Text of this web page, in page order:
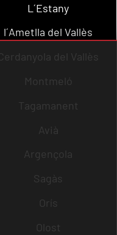
L´Estany
l´Ametlla del Vallès
Cerdanyola del Vallès
Montmeló
Tagamanent
Avià
Argençola
Sagàs
Orís
Olost